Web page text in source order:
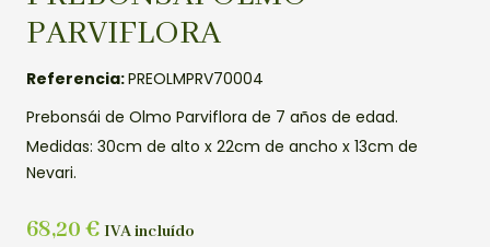
PARVIFLORA
Referencia:PREOLMPRV70004
Prebonsái de Olmo Parviflora de 7 años de edad.
Medidas: 30cm de alto x 22cm de ancho x 13cm de
Nevari.
68,20 € IVA incluído